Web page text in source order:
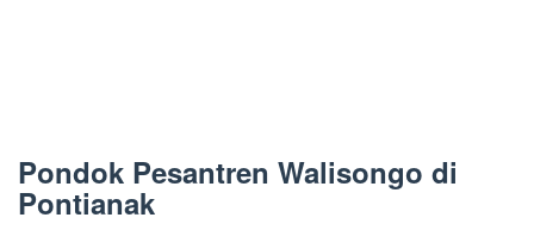
Pondok Pesantren Walisongo di
Pontianak